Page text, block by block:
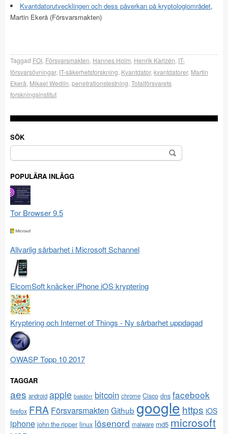
Kvantdatorutvecklingen och dess påverkan på kryptologiområdet,
Martin Ekerå (Försvarsmakten)
Taggad FOI Försvarsmakten Hannes Holm Henrik Karlzén IT-
försvarsövningar, IT-säkerhetsforskning Kvantdator, kvantdatorer, Martin
Ekerå Mikael Wedlin penetrationstestning Totalförsvarets
forskningsinstitut
SÖK
Sök
efter:
POPULÄRA INLÄGG
Tor Browser 9.5
Allvarlig sårbarhet i Microsoft Schannel
ElcomSoft knäcker iPhone iOS kryptering
Kryptering och Internet of Things - Ny sårbarhet uppdagad
OWASP Topp 10 2017
TAGGAR
aes android apple bakdörr bitcoin chrome Cisco dns facebook
firefox FRA Försvarsmakten Github google https iOS
iphone john the ripper linux lösenord malware md5 microsoft